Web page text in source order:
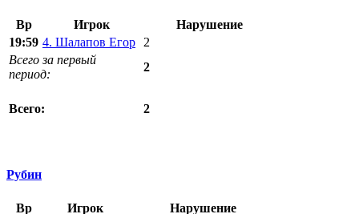
Вр Игрок
Нарушение
19:59 4. Шалапов Егор
2
Всего за первый
период:
2
Всего: 2
Рубин
Вр Игрок Нарушение